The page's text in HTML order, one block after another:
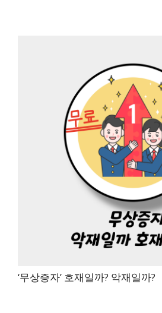
‘무상증자’ 호재일까? 악재일까?